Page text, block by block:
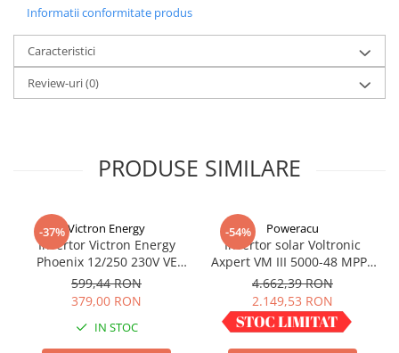
iesire, frecventa, modul eco si mai mult, toate acestea în
VictronConnect.
Informatii conformitate produs
Caracteristici
Review-uri(0)
PRODUSE SIMILARE
-37%Victron Energy
Invertor Victron Energy
Phoenix 12/250 230V VE
Direct Schuko
599,44 RON
379,00 RON
IN STOC
-54% Poweracu
Invertor solar Voltronic
Axpert VM III 5000-48 MPPT
5000VA 5000W LCD +
bluetooth
4.662,39 RON
2.149,53 RON
IN STOC